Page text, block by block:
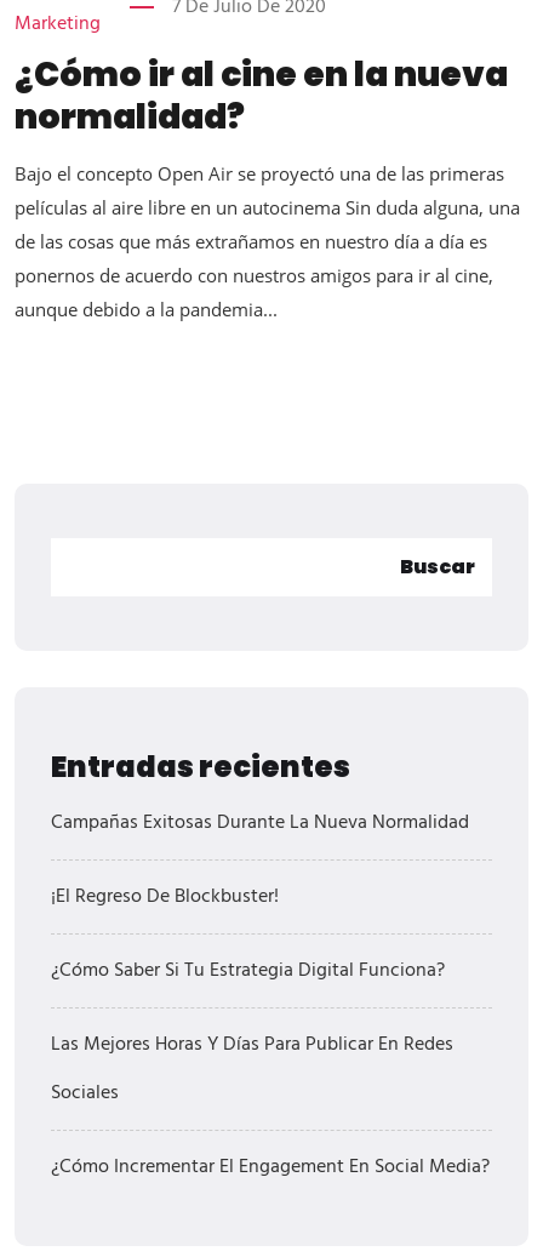
Marketing
7 De Julio De 2020
¿Cómo ir al cine en la nueva
normalidad?
Bajo el concepto Open Air se proyectó una de las primeras
películas al aire libre en un autocinema Sin duda alguna, una
de las cosas que más extrañamos en nuestro día a día es
ponernos de acuerdo con nuestros amigos para ir al cine,
aunque debido a la pandemia...
Buscar
Entradas recientes
Campañas Exitosas Durante La Nueva Normalidad
¡El Regreso De Blockbuster!
¿Cómo Saber Si Tu Estrategia Digital Funciona?
Las Mejores Horas Y Días Para Publicar En Redes
Sociales
¿Cómo Incrementar El Engagement En Social Media?